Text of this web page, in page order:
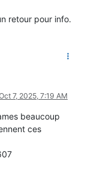
retour pour info.
7, 2025, 7:19 AM
beaucoup
ces